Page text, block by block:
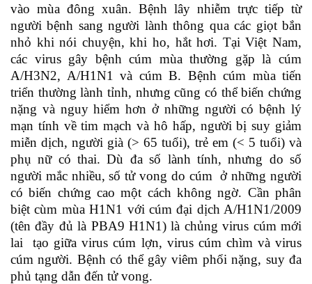
vào mùa đông xuân. Bệnh lây nhiễm trực tiếp từ
người bệnh sang người lành thông qua các giọt bắn
nhỏ khi nói chuyện, khi ho, hắt hơi. Tại Việt Nam,
các virus gây bệnh cúm mùa thường gặp là cúm
A/H3N2, A/H1N1 và cúm B. Bệnh cúm mùa tiến
triển thường lành tỉnh, nhưng cũng có thể biến chứng
nặng và nguy hiểm hơn ở những người có bệnh lý
mạn tính về tim mạch và hô hấp, người bị suy giảm
miễn dịch, người già (> 65 tuổi), trẻ em (< 5 tuổi) và
phụ nữ có thai.Dù đa số lành tính, nhưng do số
người mắc nhiều, số tử vong do cúm ở những người
có biến chứng cao một cách không ngờ. Cần phân
biệt cùm mùa H1N1 với cúm đại dịch A/H1N1/2009
(tên đầy đủ là PBA9 H1N1) là chủng virus cúm mới
lai tạo giữa virus cúm lợn, virus cúm chìm và virus
cúm người. Bệnh có thể gây viêm phổi nặng, suy đa
phủ tạng dẫn đến tử vong.